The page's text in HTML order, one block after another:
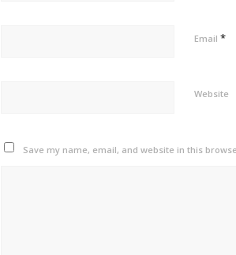
Email *
Website
Save my name, email, and website in this